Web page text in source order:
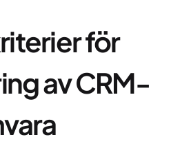
för
av CRM-